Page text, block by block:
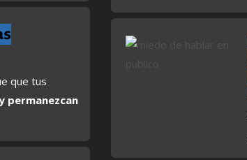
que tus
permanezcan